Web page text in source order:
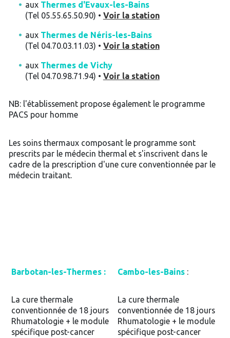
aux Thermes d'Evaux-les-Bains
(Tel 05.55.65.50.90) • Voir la station
aux Thermes de Néris-les-Bains
(Tel 04.70.03.11.03) • Voir la station
aux Thermes de Vichy
(Tel 04.70.98.71.94) • Voir la station
NB: l'établissement propose également le programme
PACS pour homme
Les soins thermaux composant le programme sont
prescrits par le médecin thermal et s'inscrivent dans le
cadre de la prescription d'une cure conventionnée par le
médecin traitant.
Barbotan-les-Thermes :
La cure thermale
conventionnée de 18 jours
Rhumatologie + le module
spécifique post-cancer
Cambo-les-Bains:
La cure thermale
conventionnée de 18 jours
Rhumatologie + le module
spécifique post-cancer